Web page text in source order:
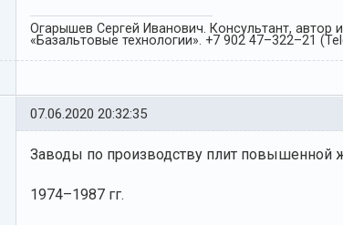
Огарышев Сергей Иванович. Консультант, автор
«Базальтовые технологии». +7 902 47–322–21
07.06.2020 20:32:35
Заводы по производству плит повышенной
1974–1987 гг.